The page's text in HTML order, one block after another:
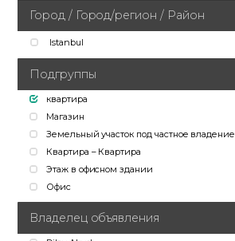
Город / Город/регион / Район
Istanbul
Подгруппы
квартира
Магазин
Земельный участок под частное владение
Квартира – Квартира
Этаж в офисном здании
Офис
Владелец объявления